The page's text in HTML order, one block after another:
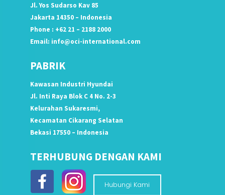
Jl. Yos Sudarso Kav 85
Jakarta 14350 – Indonesia
Phone : +62 21 – 2188 2000
Email: info@oci-international.com
PABRIK
Kawasan Industri Hyundai
Jl. Inti Raya Blok C 4 No. 2-3
Kelurahan Sukaresmi,
Kecamatan Cikarang Selatan
Bekasi 17550 – Indonesia
TERHUBUNG DENGAN KAMI
Hubungi Kami